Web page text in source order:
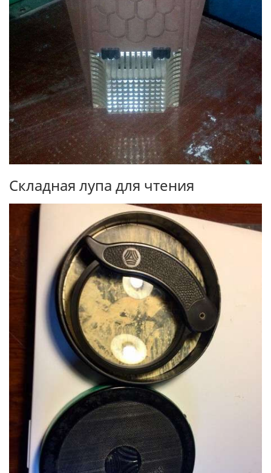
Складная лупа для чтения